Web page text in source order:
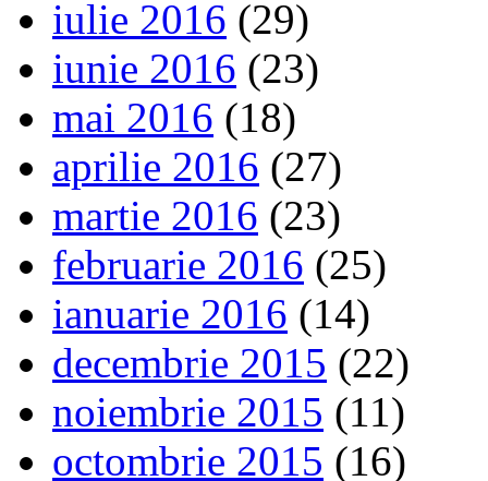
iulie 2016 (29)
iunie 2016 (23)
mai 2016 (18)
aprilie 2016 (27)
martie 2016 (23)
februarie 2016 (25)
ianuarie 2016 (14)
decembrie 2015 (22)
noiembrie 2015 (11)
octombrie 2015 (16)